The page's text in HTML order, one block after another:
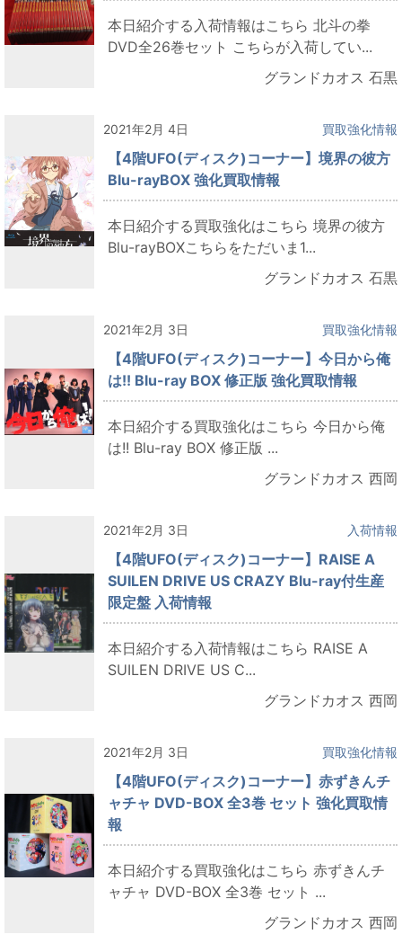
本日紹介する入荷情報はこちら 北斗の拳
DVD全26巻セット こちらが入荷してい...
グランドカオス 石黒
2021年2月 4日 買取強化情報
【4階UFO(ディスク)コーナー】境界の彼方
Blu-rayBOX 強化買取情報
本日紹介する買取強化はこちら 境界の彼方
Blu-rayBOXこちらをただいま1...
グランドカオス 石黒
2021年2月 3日 買取強化情報
【4階UFO(ディスク)コーナー】今日から俺
は!! Blu-ray BOX 修正版 強化買取情報
本日紹介する買取強化はこちら 今日から俺
は!! Blu-ray BOX 修正版 ...
グランドカオス 西岡
2021年2月 3日 入荷情報
【4階UFO(ディスク)コーナー】RAISE A
SUILEN DRIVE US CRAZY Blu-ray付生産
限定盤 入荷情報
本日紹介する入荷情報はこちら RAISE A
SUILEN DRIVE US C...
グランドカオス 西岡
2021年2月 3日 買取強化情報
【4階UFO(ディスク)コーナー】赤ずきんチ
ャチャ DVD-BOX 全3巻 セット 強化買取情
報
本日紹介する買取強化はこちら 赤ずきんチ
ャチャ DVD-BOX 全3巻 セット ...
グランドカオス 西岡